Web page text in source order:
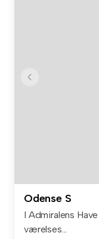
Odense S
I Admiralens
værelses...